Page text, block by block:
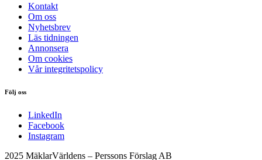
Kontakt
Om oss
Nyhetsbrev
Läs tidningen
Annonsera
Om cookies
Vår integritetspolicy
Följ oss
LinkedIn
Facebook
Instagram
2025 MäklarVärldens – Perssons Förslag AB